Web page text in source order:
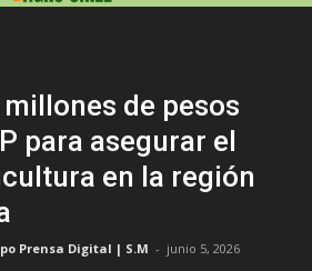
de pesos
para asegurar el
en la región
Prensa Digital | S.M - junio 5, 2026